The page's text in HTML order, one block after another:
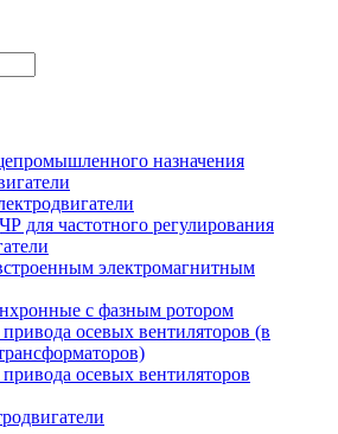
назначения
для частотного регулирования
электромагнитным
с фазным ротором
осевых вентиляторов (в
осевых вентиляторов